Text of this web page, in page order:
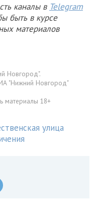
каналы в Telegram
быть в курсе
материалов
Новгород".
"Нижний Новгород"
материалы 18+
улица